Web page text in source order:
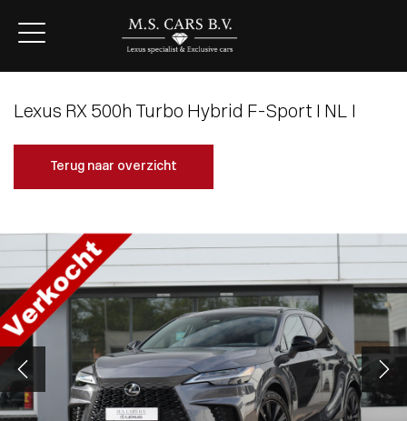
Lexus RX 500h Turbo Hybrid F-Sport I NL I
Terug naar overzicht